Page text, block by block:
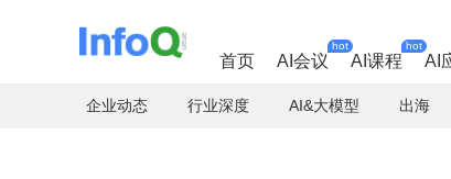
首页 AI会议
hot
AI课程
hot
AI
企业动态 行业深度 AI&大模型 出海